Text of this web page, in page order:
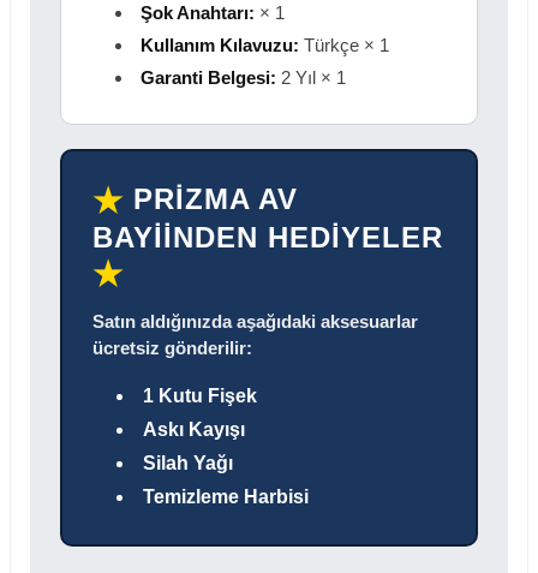
Şok Anahtarı: × 1
Kullanım Kılavuzu: Türkçe × 1
Garanti Belgesi: 2 Yıl × 1
★ PRİZMA AV
BAYİİNDEN HEDİYELER
★
Satın aldığınızda aşağıdaki aksesuarlar
ücretsiz gönderilir:
1 Kutu Fişek
Askı Kayışı
Silah Yağı
Temizleme Harbisi